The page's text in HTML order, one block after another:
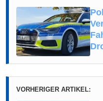
VORHERIGER ARTIKEL: